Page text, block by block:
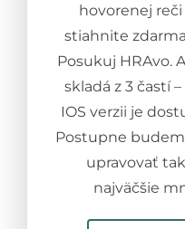
hovorenej
stiahnite
Posukuj HRAvo.
skladá z 3 častí
IOS verzii je
Postupne
upravovať
najväčšie